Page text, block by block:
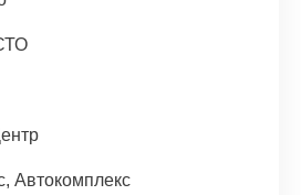
Автокомплекс